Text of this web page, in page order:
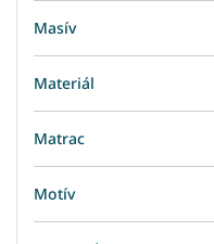
Masív
Materiál
Matrac
Motív